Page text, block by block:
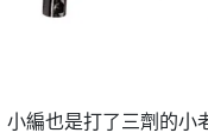
小編也是打了三劑的小